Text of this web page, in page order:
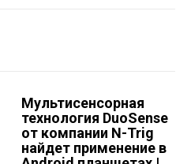
Мультисенсорная
технология DuoSense
от компании N-Trig
найдет применение в